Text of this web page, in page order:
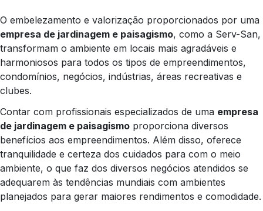
O embelezamento e valorização proporcionados por uma
empresa de jardinagem e paisagismo, como a Serv-San,
transformam o ambiente em locais mais agradáveis e
harmoniosos para todos os tipos de empreendimentos,
condomínios, negócios, indústrias, áreas recreativas e
clubes.
Contar com profissionais especializados de uma empresa
de jardinagem e paisagismo proporciona diversos
benefícios aos empreendimentos. Além disso, oferece
tranquilidade e certeza dos cuidados para com o meio
ambiente, o que faz dos diversos negócios atendidos se
adequarem às tendências mundiais com ambientes
planejados para gerar maiores rendimentos e comodidade.